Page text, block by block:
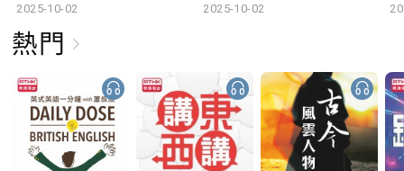
2025-10-02 2025-10-02
熱門